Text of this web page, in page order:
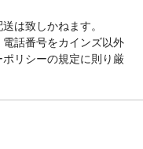
は致しかねます。
話番号をカインズ以外
リシーの規定に則り厳